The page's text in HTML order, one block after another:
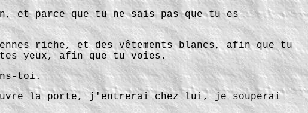
parce que tu ne sais pas que tu es
riche, et des vêtements blancs, afin que tu
yeux, afin que tu voies.
toi.
la porte, j'entrerai chez lui, je souperai